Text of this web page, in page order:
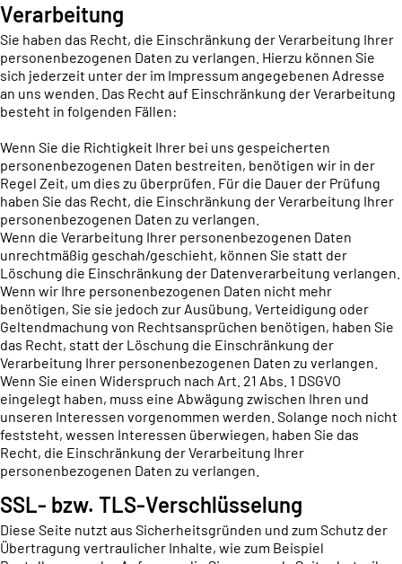
Verarbeitung
Sie haben das Recht, die Einschränkung der Verarbeitung Ihrer
personenbezogenen Daten zu verlangen. Hierzu können Sie
sich jederzeit unter der im Impressum angegebenen Adresse
an uns wenden. Das Recht auf Einschränkung der Verarbeitung
besteht in folgenden Fällen:
Wenn Sie die Richtigkeit Ihrer bei uns gespeicherten
personenbezogenen Daten bestreiten, benötigen wir in der
Regel Zeit, um dies zu überprüfen. Für die Dauer der Prüfung
haben Sie das Recht, die Einschränkung der Verarbeitung Ihrer
personenbezogenen Daten zu verlangen.
Wenn die Verarbeitung Ihrer personenbezogenen Daten
unrechtmäßig geschah/geschieht, können Sie statt der
Löschung die Einschränkung der Datenverarbeitung verlangen.
Wenn wir Ihre personenbezogenen Daten nicht mehr
benötigen, Sie sie jedoch zur Ausübung, Verteidigung oder
Geltendmachung von Rechtsansprüchen benötigen, haben Sie
das Recht, statt der Löschung die Einschränkung der
Verarbeitung Ihrer personenbezogenen Daten zu verlangen.
Wenn Sie einen Widerspruch nach Art. 21 Abs. 1 DSGVO
eingelegt haben, muss eine Abwägung zwischen Ihren und
unseren Interessen vorgenommen werden. Solange noch nicht
feststeht, wessen Interessen überwiegen, haben Sie das
Recht, die Einschränkung der Verarbeitung Ihrer
personenbezogenen Daten zu verlangen.
SSL- bzw. TLS-Verschlüsselung
Diese Seite nutzt aus Sicherheitsgründen und zum Schutz der
Übertragung vertraulicher Inhalte, wie zum Beispiel